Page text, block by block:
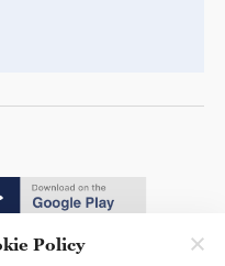
Policy